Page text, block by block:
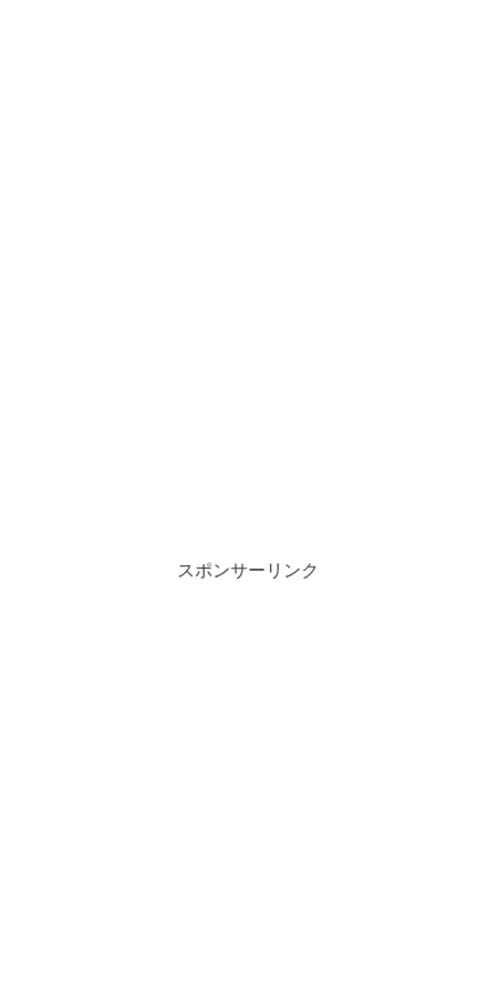
スポンサーリンク